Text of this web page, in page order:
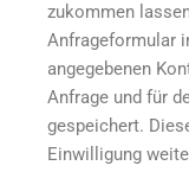
zukommen
Anfrageformular
angegebenen
Anfrage und für
gespeichert.
Einwilligung